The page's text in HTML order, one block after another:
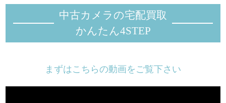
中古カメラの宅配買取
かんたん4STEP
まずはこちらの動画をご覧下さい